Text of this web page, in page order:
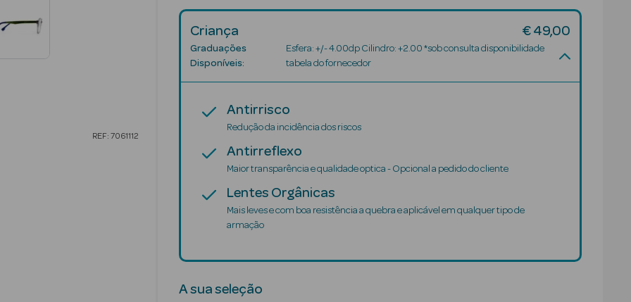
REF: 7061112
Criança € 49,00
Graduações
Disponíveis:
Esfera: +/- 4.00dp Cilindro: +2.00 *sob consulta disponibilidade
tabela do fornecedor
Antirrisco
Redução da incidência dos riscos
Antirreflexo
Maior transparência e qualidade optica - Opcional a pedido do cliente
Lentes Orgânicas
Mais leves e com boa resistência a quebra e aplicável em qualquer tipo de
armação
A sua seleção